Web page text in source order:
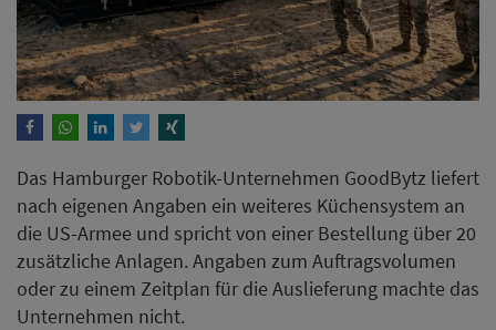
Das Hamburger Robotik-Unternehmen GoodBytz liefert
nach eigenen Angaben ein weiteres Küchensystem an
die US-Armee und spricht von einer Bestellung über 20
zusätzliche Anlagen. Angaben zum Auftragsvolumen
oder zu einem Zeitplan für die Auslieferung machte das
Unternehmen nicht.